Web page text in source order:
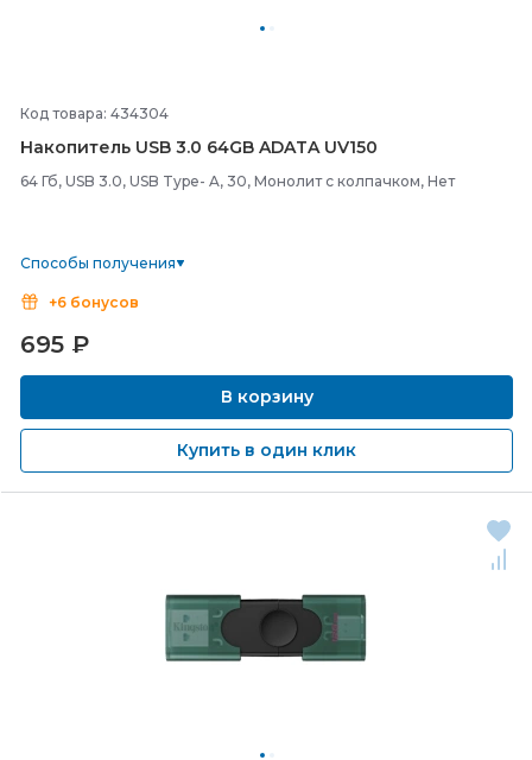
Код товара: 434304
Накопитель USB 3.0 64GB ADATA UV150
64 Гб, USB 3.0, USB Type- A, 30, Монолит с колпачком, Нет
Способы получения
+6 бонусов
695 ₽
В корзину
Купить в один клик